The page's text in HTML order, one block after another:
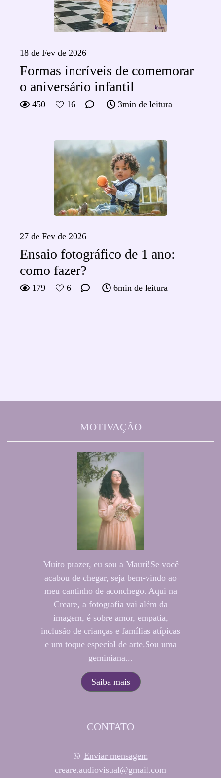
18 de Fev de 2026
Formas incríveis de comemorar
o aniversário infantil
450 16 3min de leitura
27 de Fev de 2026
Ensaio fotográfico de 1 ano:
como fazer?
179 6 6min de leitura
MOTIVAÇÃO
Muito prazer, eu sou a Mauri!Se você
acabou de chegar, seja bem-vindo ao
meu cantinho de aconchego. Aqui na
Creare, a fotografia vai além da
imagem, é sobre amor, empatia,
inclusão de crianças e famílias atípicas
e um toque especial de arte.Sou uma
geminiana...
Saiba mais
CONTATO
Enviar mensagem
creare.audiovisual@gmail.com